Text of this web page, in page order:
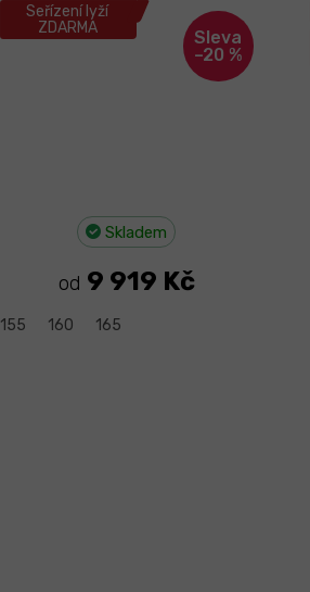
Seřízení lyží
ZDARMA
–20 %
Skladem
od 9 919 Kč
155 160 165